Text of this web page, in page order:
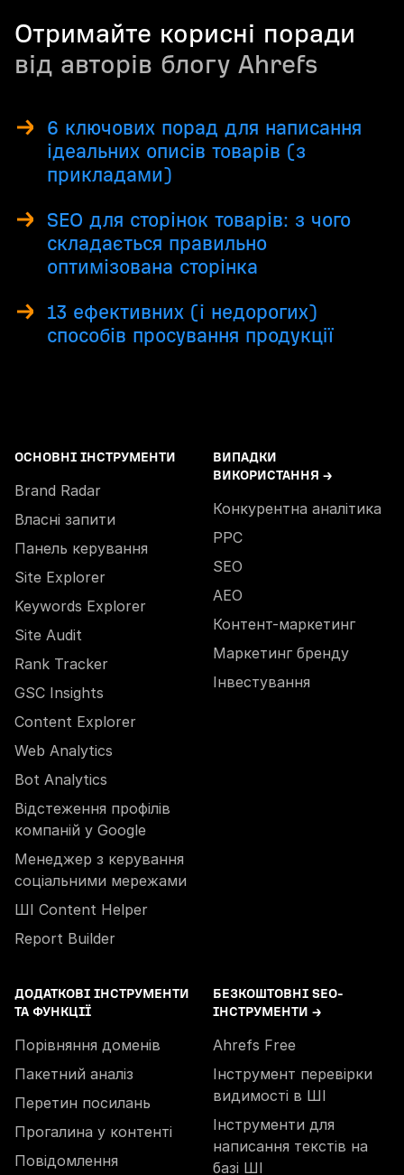
Отримайте корисні поради
від авторів блогу Ahrefs
6 ключових порад для написання
ідеальних описів товарів (з
прикладами)
SEO для сторінок товарів: з чого
складається правильно
оптимізована сторінка
13 ефективних (і недорогих)
способів просування продукції
ОСНОВНІ ІНСТРУМЕНТИ
Brand Radar
Власні запити
Панель керування
Site Explorer
Keywords Explorer
Site Audit
Rank Tracker
GSC Insights
Content Explorer
Web Analytics
Bot Analytics
Відстеження профілів
компаній у Google
Менеджер з керування
соціальними мережами
ШІ Content Helper
Report Builder
ВИПАДКИ
ВИКОРИСТАННЯ →
Конкурентна аналітика
PPC
SEO
AEO
Контент-маркетинг
Маркетинг бренду
Інвестування
ДОДАТКОВІ ІНСТРУМЕНТИ
ТА ФУНКЦІЇ
Порівняння доменів
Пакетний аналіз
Перетин посилань
Прогалина у контенті
Повідомлення
БЕЗКОШТОВНІ SEO-
ІНСТРУМЕНТИ →
Ahrefs Free
Інструмент перевірки
видимості в ШІ
Інструменти для
написання текстів на
базі ШІ